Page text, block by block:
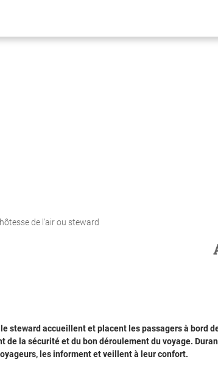
de l'air ou steward
le steward accueillent et placent les passagers à bord
de la sécurité et du bon déroulement du voyage.
les informent et veillent à leur confort.